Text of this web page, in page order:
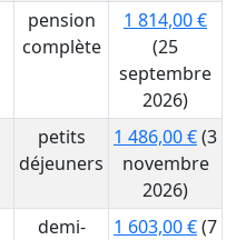
pension
complète
1 814,00 €
(25
septembre
2026)
petits
déjeuners
1 486,00 €(3
novembre
2026)
demi-
1 603,00 €(7